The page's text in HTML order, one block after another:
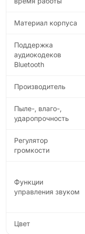
Материал корпуса
Поддержка
аудиокодеков
Bluetooth
Производитель
Пыле-, влаго-,
ударопрочность
Регулятор
громкости
Функции
управления звуком
Цвет